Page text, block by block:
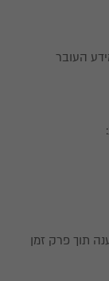
העובר
תוך פרק זמן